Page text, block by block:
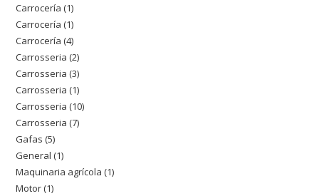
productos
Carrocería 11
producto
Carrocería 11
producto
Carrocería 44
productos
Carrosseria 22
productos
Carrosseria 33
productos
Carrosseria 11
producto
Carrosseria 1010
Carrosseria 77
Gafas 55
productos
General 11
producto
Maquinaria agrícola 11
Motor 11